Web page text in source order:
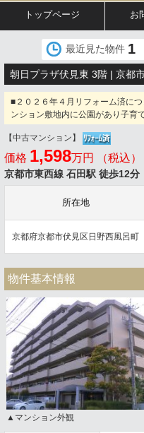
トップページ お
最近見た物件 1
朝日プラザ伏見東 3階 | 京都
■２０２６年４月リフォーム済に
ンション敷地内に公園があり子育
【中古マンション】
価格 1,598万円 （税込）
京都市東西線 石田駅 徒歩12分
所在地
京都府京都市伏見区日野西風呂町
物件基本情報
▲マンション外観